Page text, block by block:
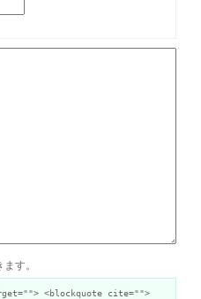
す。
<blockquote cite="">